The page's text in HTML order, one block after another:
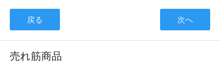
戻る 次へ
売れ筋商品